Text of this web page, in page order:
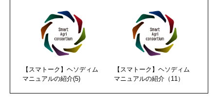
【スマトーク】ヘソディム
マニュアルの紹介(5)
【スマトーク】ヘソディム
マニュアルの紹介（11）